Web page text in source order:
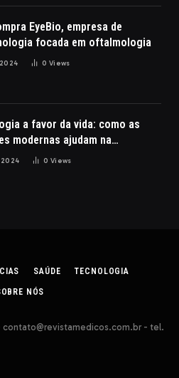
EyeBio, empresa de
focada em oftalmologia
0Views
a favor da vida: como as
modernas ajudam na
de pacientes com lesões
0Views
SAÚDE TECNOLOGIA
NÓS
contato@revistamedicos.com.br - tel.